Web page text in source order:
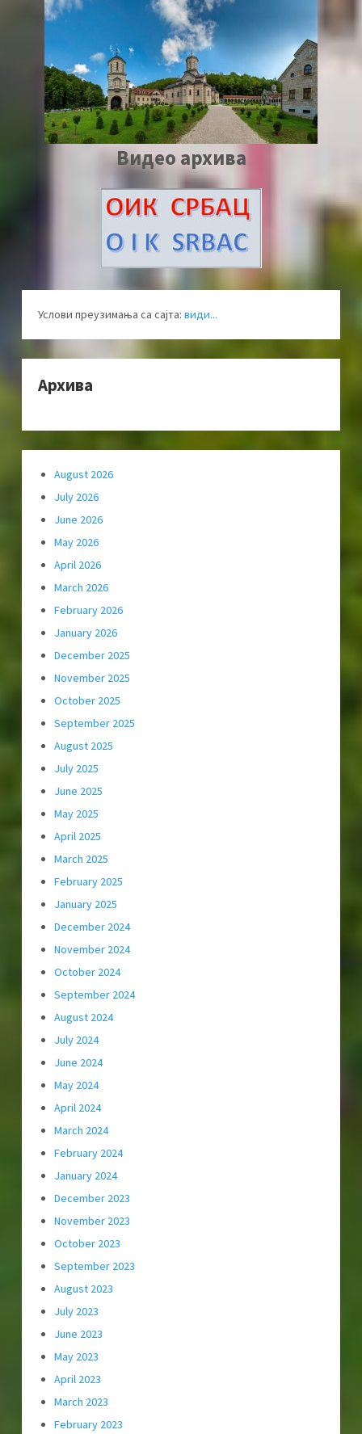
Видео архива
Услови преузимања са сајта: види...
Архива
August 2026
July 2026
June 2026
May 2026
April 2026
March 2026
February 2026
January 2026
December 2025
November 2025
October 2025
September 2025
August 2025
July 2025
June 2025
May 2025
April 2025
March 2025
February 2025
January 2025
December 2024
November 2024
October 2024
September 2024
August 2024
July 2024
June 2024
May 2024
April 2024
March 2024
February 2024
January 2024
December 2023
November 2023
October 2023
September 2023
August 2023
July 2023
June 2023
May 2023
April 2023
March 2023
February 2023